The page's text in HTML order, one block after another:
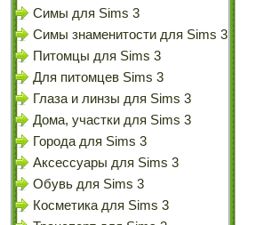
Симы для Sims 3
Симы знаменитости для Sims 3
Питомцы для Sims 3
Для питомцев Sims 3
Глаза и линзы для Sims 3
Дома, участки для Sims 3
Города для Sims 3
Аксессуары для Sims 3
Обувь для Sims 3
Косметика для Sims 3